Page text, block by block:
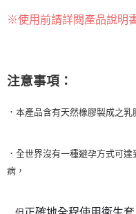
※使用前請詳閱產品說明
注意事項：
．本產品含有天然橡膠製成之
．全世界沒有一種避孕方式可
病，